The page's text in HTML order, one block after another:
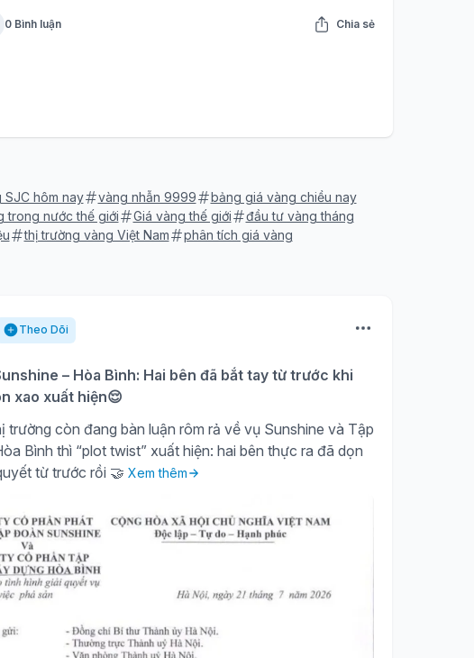
0 Bình luận Chia sẻ
SJC hôm nay vàng nhẫn 9999
bảng giá vàng chiều nay
trong nước thế giới
Giá vàng thế giới
đầu tư vàng tháng
thị trường vàng Việt Nam phân tích giá vàng
Theo Dõi
– Hòa Bình: Hai bên đã bắt tay từ trước khi
xao xuất hiện😌
trường còn đang bàn luận rôm rả về vụ Sunshine và Tập
Bình thì “plot twist” xuất hiện: hai bên thực ra đã dọn
từ trước rồi 🤝 Xem thêm